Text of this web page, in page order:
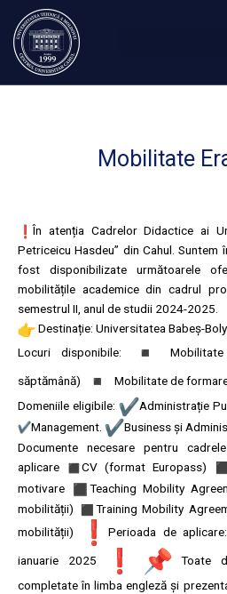
Перейти
содержимому
Mobilitate
În atenția Cadrelor Didactice ai
Petriceicu Hasdeu” din Cahul. Suntem
fost disponibilizate următoarele
mobilitățile academice din cadrul
semestrul II, anul de studii 2024-2025.
Destinație: Universitatea Babeș-
Locuri disponibile:
săptămână)
Mobilitate de
Domeniile eligibile:
Administrație
Management.
Business și
Documente necesare pentru
aplicare
CV (format Europass)
motivare
Teaching Mobility
mobilității)
Training Mobility
mobilității)
Perioada de
ianuarie 2025
Toate
completate în limba engleză și